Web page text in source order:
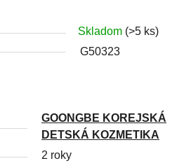
Skladom (>5 ks)
G50323
GOONGBE KOREJSKÁ
DETSKÁ KOZMETIKA
2 roky